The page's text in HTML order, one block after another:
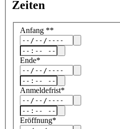
Zeiten
Anfang **
Ende*
Anmeldefrist*
Eröffnung*